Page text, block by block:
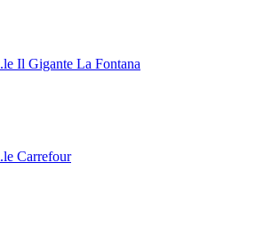
Il Gigante La Fontana
Carrefour